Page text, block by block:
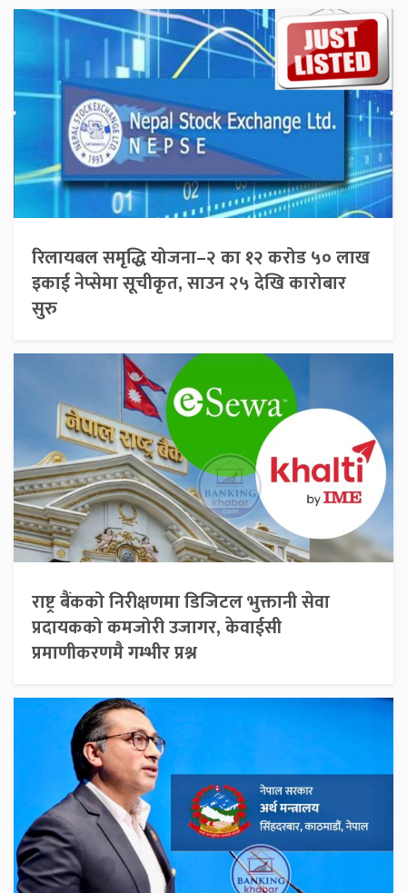
रिलायबल समृद्धि योजना–२ का १२ करोड ५० लाख
इकाई नेप्सेमा सूचीकृत, साउन २५ देखि कारोबार
सुरु
राष्ट्र बैंकको निरीक्षणमा डिजिटल भुक्तानी सेवा
प्रदायकको कमजोरी उजागर, केवाईसी
प्रमाणीकरणमै गम्भीर प्रश्न